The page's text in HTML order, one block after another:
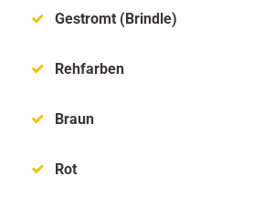
Gestromt (Brindle)
Rehfarben
Braun
Rot